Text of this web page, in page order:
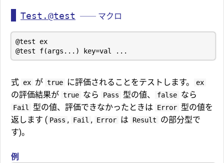
Test.@test ── マクロ
式 ex が true に評価されることをテストします。 ex
の評価結果が true なら Pass 型の値、 false なら
Fail 型の値、評価できなかったときは Error 型の値を
返します ( Pass , Fail , Error は Result
の部分型で
す)。
例